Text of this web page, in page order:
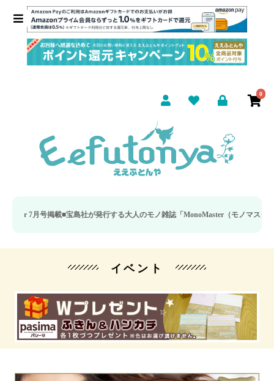
0
月号掲載■宝島社が発行する大人のモノ雑誌「MonoMaster（モノマスター）」
イベント